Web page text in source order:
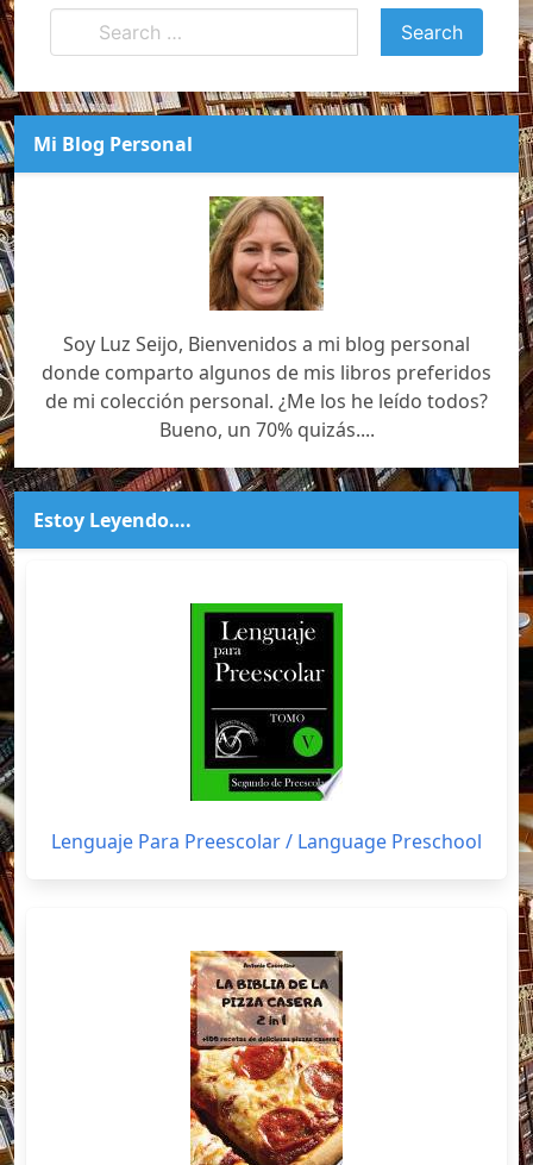
Mi Blog Personal
Soy Luz Seijo, Bienvenidos a mi blog personal
donde comparto algunos de mis libros preferidos
de mi colección personal. ¿Me los he leído todos?
Bueno, un 70% quizás....
Estoy Leyendo….
Lenguaje Para Preescolar / Language Preschool